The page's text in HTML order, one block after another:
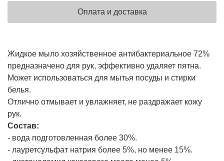
Оплата и доставка
Жидкое мыло хозяйственное антибактериальное 72%
предназначено для рук, эффективно удаляет пятна.
Может использоваться для мытья посуды и стирки
белья.
Отлично отмывает и увлажняет, не раздражает кожу
рук.
Состав:
- вода подготовленная более 30%.
- лауретсульфат натрия более 5%, но менее 15%.